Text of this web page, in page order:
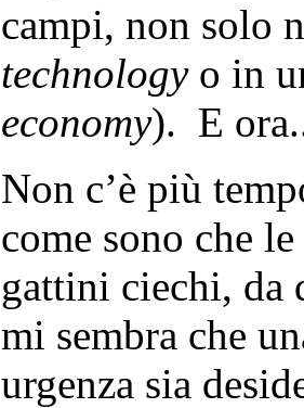
campi, non solo
technologyo in
economy). E
Non c’è più
come sono che le
gattini ciechi, da
mi sembra che
urgenza sia